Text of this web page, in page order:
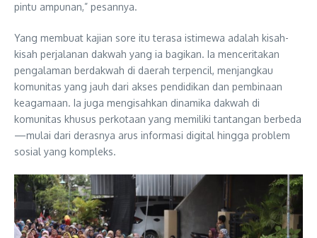
pintu ampunan,” pesannya.
Yang membuat kajian sore itu terasa istimewa adalah kisah-
kisah perjalanan dakwah yang ia bagikan. Ia menceritakan
pengalaman berdakwah di daerah terpencil, menjangkau
komunitas yang jauh dari akses pendidikan dan pembinaan
keagamaan. Ia juga mengisahkan dinamika dakwah di
komunitas khusus perkotaan yang memiliki tantangan berbeda
—mulai dari derasnya arus informasi digital hingga problem
sosial yang kompleks.